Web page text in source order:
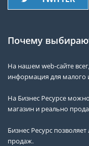
Почему
На нашем web-сайте
информация для малого
На Бизнес Ресурсе
магазин и реально
Бизнес Ресурс
продаж.